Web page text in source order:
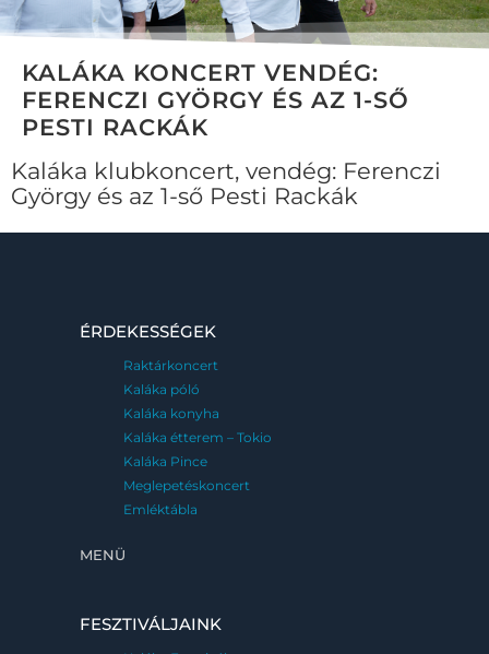
KALÁKA KONCERT VENDÉG:
FERENCZI GYÖRGY ÉS AZ 1-SŐ
PESTI RACKÁK
Kaláka klubkoncert, vendég: Ferenczi
György és az 1-ső Pesti Rackák
ÉRDEKESSÉGEK
Raktárkoncert
Kaláka póló
Kaláka konyha
Kaláka étterem – Tokio
Kaláka Pince
Meglepetéskoncert
Emléktábla
MENÜ
FESZTIVÁLJAINK